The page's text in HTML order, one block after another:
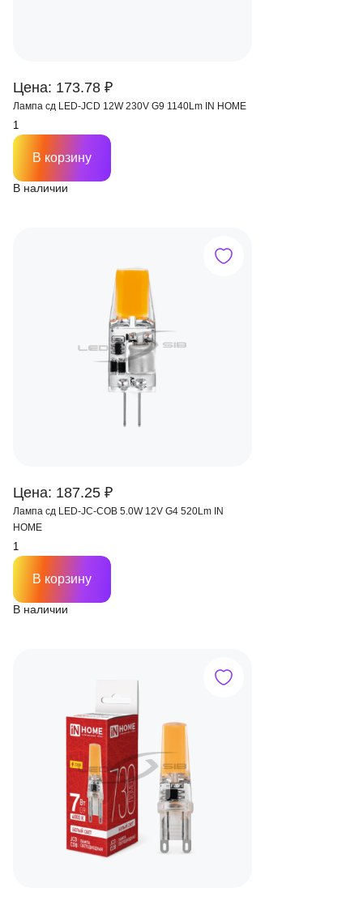
Цена: 173.78 ₽
Лампа сд LED-JCD 12W 230V G9 1140Lm IN HOME
В наличии
В корзину
Цена: 187.25 ₽
Лампа сд LED-JC-COB 5.0W 12V G4 520Lm IN
HOME
В наличии
В корзину